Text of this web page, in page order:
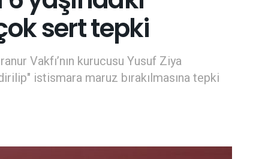
sert tepki
Vakfı’nın kurucusu Yusuf Ziya
istismara maruz bırakılmasına tepki